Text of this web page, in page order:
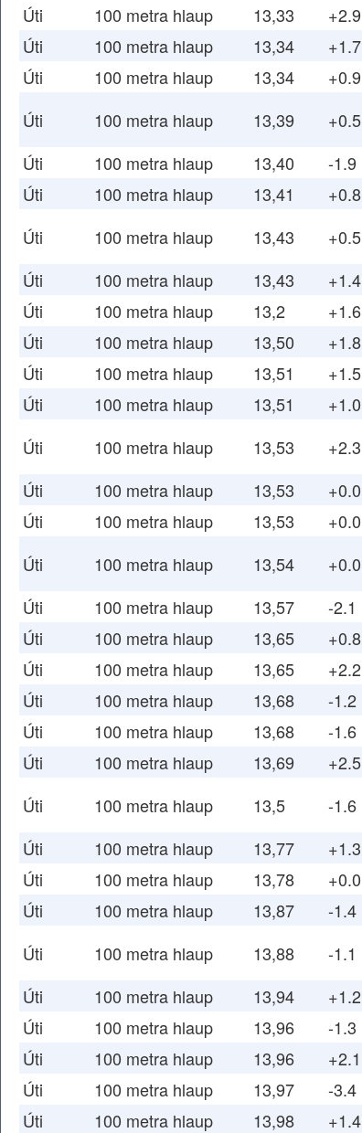
Úti
100 metra hlaup 13,33 +2.9
Úti
100 metra hlaup 13,34 +1.7
Úti
100 metra hlaup 13,34 +0.9
Úti
100 metra hlaup 13,39 +0.5
Úti
100 metra hlaup 13,40 -1.9
Úti
100 metra hlaup 13,41 +0.8
Úti
100 metra hlaup 13,43 +0.5
Úti
100 metra hlaup 13,43 +1.4
Úti
100 metra hlaup 13,2 +1.6
Úti
100 metra hlaup 13,50 +1.8
Úti
100 metra hlaup 13,51 +1.5
Úti
100 metra hlaup 13,51 +1.0
Úti
100 metra hlaup 13,53 +2.3
Úti
100 metra hlaup 13,53 +0.0
Úti
100 metra hlaup 13,53 +0.0
Úti
100 metra hlaup 13,54 +0.0
Úti
100 metra hlaup 13,57 -2.1
Úti
100 metra hlaup 13,65 +0.8
Úti
100 metra hlaup 13,65 +2.2
Úti
100 metra hlaup 13,68 -1.2
Úti
100 metra hlaup 13,68 -1.6
Úti
100 metra hlaup 13,69 +2.5
Úti
100 metra hlaup 13,5 -1.6
Úti
100 metra hlaup 13,77 +1.3
Úti
100 metra hlaup 13,78 +0.0
Úti
100 metra hlaup 13,87 -1.4
Úti
100 metra hlaup 13,88 -1.1
Úti
100 metra hlaup 13,94 +1.2
Úti
100 metra hlaup 13,96 -1.3
Úti
100 metra hlaup 13,96 +2.1
Úti
100 metra hlaup 13,97 -3.4
Úti
100 metra hlaup 13,98 +1.4